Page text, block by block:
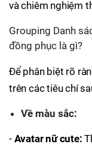
và chiêm nghiệm
Grouping Danh
đồng phục là gì?
Để phân biệt rõ
trên các tiêu chí
Về màu sắc:
- Avatar nữ cute: